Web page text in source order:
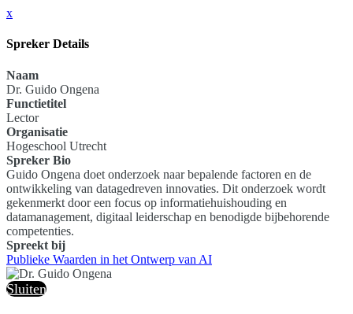
x
Spreker Details
Naam
Dr. Guido Ongena
Functietitel
Lector
Organisatie
Hogeschool Utrecht
Spreker Bio
Guido Ongena doet onderzoek naar bepalende factoren en de
ontwikkeling van datagedreven innovaties. Dit onderzoek wordt
gekenmerkt door een focus op informatiehuishouding en
datamanagement, digitaal leiderschap en benodigde bijbehorende
competenties.
Spreekt bij
Publieke Waarden in het Ontwerp van AI
Sluiten